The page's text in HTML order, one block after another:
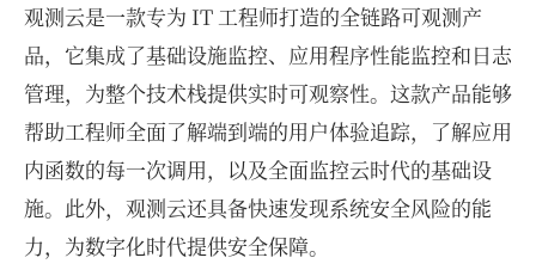
观测云是一款专为 IT 工程师打造的全链路可观测产
品，它集成了基础设施监控、应用程序性能监控和日志
管理，为整个技术栈提供实时可观察性。这款产品能够
帮助工程师全面了解端到端的用户体验追踪，了解应用
内函数的每一次调用，以及全面监控云时代的基础设
施。此外，观测云还具备快速发现系统安全风险的能
力，为数字化时代提供安全保障。